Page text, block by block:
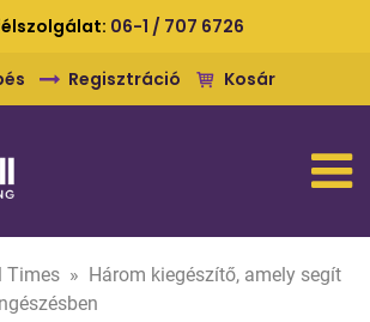
06-1 / 707 6726
Regisztráció Kosár
Times »
Három kiegészítő, amely segít